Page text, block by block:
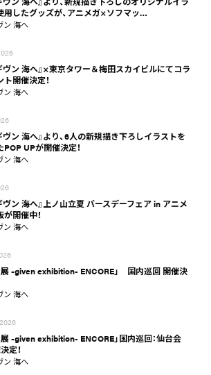
用したグッズが、アニメガ×ソフマッ…
ン 海へ
ヴン 海へ』×東京タワー＆梅田スカイビルにてコラ
ト開催決定！
ン 海へ
ヴン 海へ』より、6人の新規描き下ろしイラストを
POP UPが開催決定！
ン 海へ
ヴン 海へ』上ノ山立夏 バースデーフェア in アニメ
開催中！
ン 海へ
展 -given exhibition- ENCORE」 国内巡回 開催決
ン 海へ
展 -given exhibition- ENCORE」国内巡回：仙台会
定！
ン 海へ